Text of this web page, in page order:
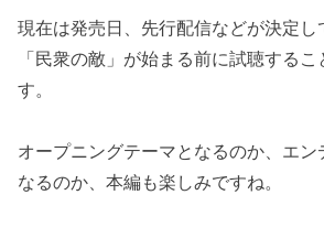
現在は発売日、先行配信などが決定し
「民衆の敵」が始まる前に試聴するこ
す。
オープニングテーマとなるのか、エン
なるのか、本編も楽しみですね。